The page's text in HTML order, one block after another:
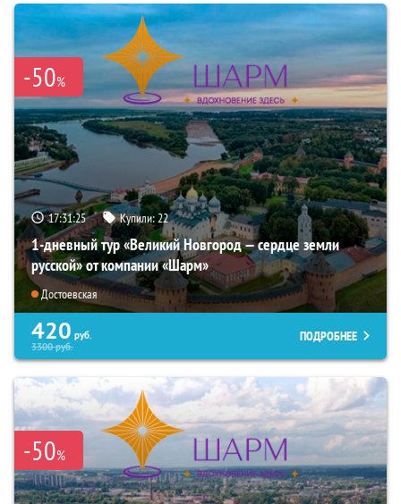
-50%
17:31:23 Купили:22
1-дневный тур «Великий Новгород — сердце земли
русской» от компании «Шарм»
Достоевская
420 руб.
3300руб.
ПОДРОБНЕЕ
-50%